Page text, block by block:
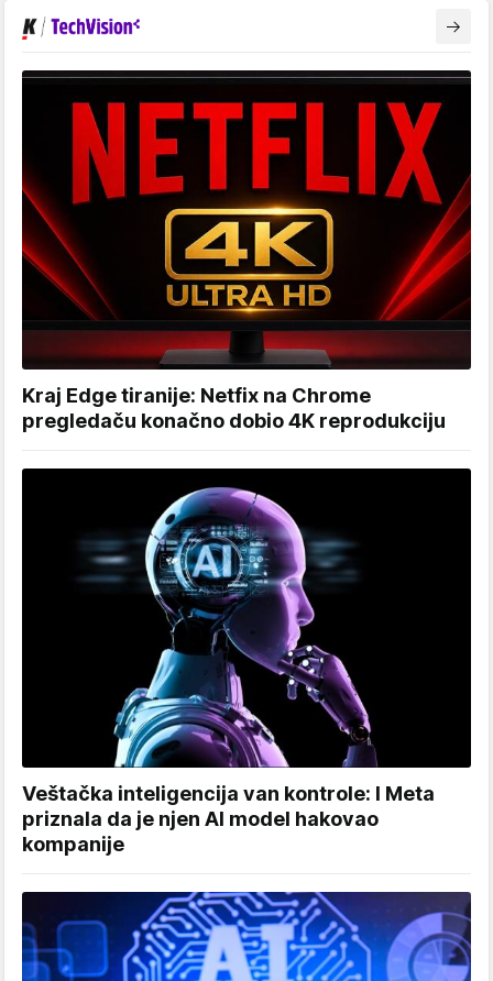
Kraj Edge tiranije: Netfix na Chrome
pregledaču konačno dobio 4K reprodukciju
Veštačka inteligencija van kontrole: I Meta
priznala da je njen AI model hakovao
kompanije